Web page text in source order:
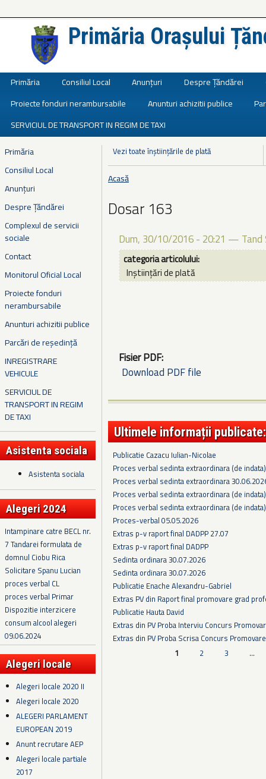
Primăria Orașului
Primăria Consiliul Local Anunțuri Despre Țăndărei
Proiecte fonduri nerambursabile
Anunturi achizitii publice
SERVICIUL DE TRANSPORT IN REGIM DE TAXI
Primăria
Consiliul Local
Anunțuri
Despre Țăndărei
Complexul de servicii
sociale
Contact
Monitorul Oficial Local
Proiecte fonduri
nerambursabile
Anunturi achizitii publice
Parcări de reședință
INREGISTRARE
VEHICULE
SERVICIUL DE
TRANSPORT IN REGIM
DE TAXI
Asistenta sociala
Asistenta sociala
Alegeri 2024
Intampinare catre BECL nr.
7 Tandarei formulata de
domnul Ciobu Rica
Solicitare Spanu Lucian
proces verbal CL
proces verbal Primar
Dispozitie interzicere
consum alcool alegeri
09.06.2024
Alegeri locale
Alegeri locale 2020 II
Alegeri locale 2020
ALEGERI PARLAMENT
EUROPEAN 2019
Anunt recrutare AEP
Alegeri locale partiale
2017
Vezi toate înștiințările de plată
Eşti aici
Acasă
Dosar 163
Dum, 30/10/2016 - 20:21 —
categoria articolului:
Inștiințări de plată
Fisier PDF:
Download PDF file
Ultimele informații publicate:
Publicatie Cazacu Iulian-Nicolae
Proces verbal sedinta extraordinara (de
Proces verbal sedinta extraordinara
Proces verbal sedinta extraordinara (de
Proces verbal sedinta extraordinara (de
Proces-verbal 05.05.2026
Extras p-v raport final DADPP 27.07
Extras p-v raport final DADPP
Sedinta ordinara 30.07.2026
Sedinta ordinara 30.07.2026
Publicatie Enache Alexandru-Gabriel
Extras PV din Raport final promovare grad
Publicatie Hauta David
Extras din PV Proba Interviu Concurs
Extras din PV Proba Scrisa Concurs
1 2 3 …